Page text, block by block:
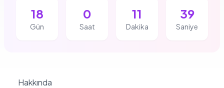
18
Gün
0
Saat
11
Dakika
38
Saniye
Hakkında